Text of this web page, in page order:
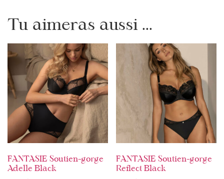
Tu aimeras aussi ...
FANTASIE Soutien-gorge
Adelle Black
FANTASIE Soutien-gorge
Reflect Black